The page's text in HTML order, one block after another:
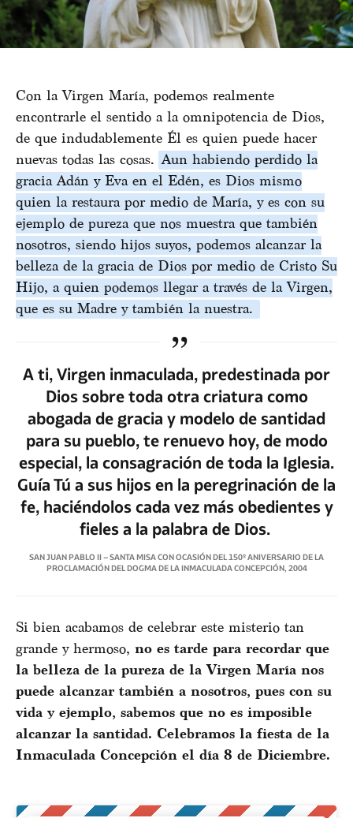
Con la Virgen María, podemos realmente
encontrarle el sentido a la omnipotencia de Dios,
de que indudablemente Él es quien puede hacer
nuevas todas las cosas. Aun habiendo perdido la
gracia Adán y Eva en el Edén, es Dios mismo
quien la restaura por medio de María, y es con su
ejemplo de pureza que nos muestra que también
nosotros, siendo hijos suyos, podemos alcanzar la
belleza de la gracia de Dios por medio de Cristo Su
Hijo, a quien podemos llegar a través de la Virgen,
que es su Madre y también la nuestra.
A ti, Virgen inmaculada, predestinada por
Dios sobre toda otra criatura como
abogada de gracia y modelo de santidad
para su pueblo, te renuevo hoy, de modo
especial, la consagración de toda la Iglesia.
Guía Tú a sus hijos en la peregrinación de la
fe, haciéndolos cada vez más obedientes y
fieles a la palabra de Dios.
SAN JUAN PABLO II – SANTA MISA CON OCASIÓN DEL 150º ANIVERSARIO DE LA
PROCLAMACIÓN DEL DOGMA DE LA INMACULADA CONCEPCIÓN, 2004
Si bien acabamos de celebrar este misterio tan
grande y hermoso, no es tarde para recordar que
la belleza de la pureza de la Virgen María nos
puede alcanzar también a nosotros, pues con su
vida y ejemplo, sabemos que no es imposible
alcanzar la santidad. Celebramos la fiesta de la
Inmaculada Concepción el día 8 de Diciembre.